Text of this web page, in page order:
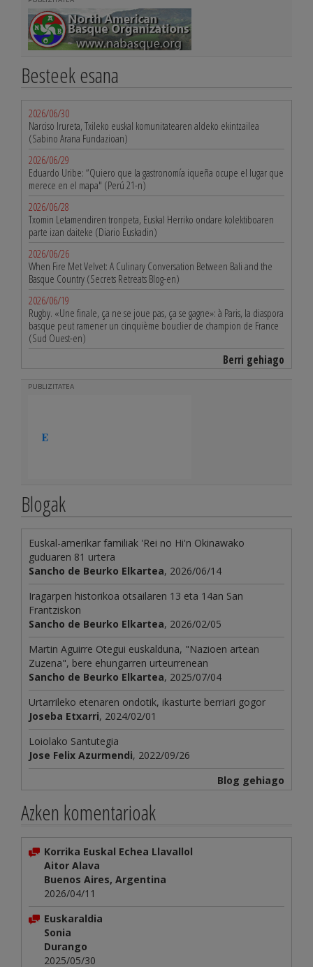
Besteek esana
2026/06/30
Narciso Irureta, Txileko euskal komunitatearen aldeko ekintzailea
(Sabino Arana Fundazioan)
2026/06/29
Eduardo Uribe: “Quiero que la gastronomía iqueña ocupe el lugar que
merece en el mapa" (Perú 21-n)
2026/06/28
Txomin Letamendiren tronpeta, Euskal Herriko ondare kolektiboaren
parte izan daiteke (Diario Euskadin)
2026/06/26
When Fire Met Velvet: A Culinary Conversation Between Bali and the
Basque Country (Secrets Retreats Blog-en)
2026/06/19
Rugby. «Une finale, ça ne se joue pas, ça se gagne»: à Paris, la diaspora
basque peut ramener un cinquième bouclier de champion de France
(Sud Ouest-en)
Berri gehiago
PUBLIZITATEA
Blogak
Euskal-amerikar familiak 'Rei no Hi'n Okinawako
guduaren 81 urtera
Sancho de Beurko Elkartea, 2026/06/14
Iragarpen historikoa otsailaren 13 eta 14an San
Frantziskon
Sancho de Beurko Elkartea, 2026/02/05
Martin Aguirre Otegui euskalduna, "Nazioen artean
Zuzena", bere ehungarren urteurrenean
Sancho de Beurko Elkartea, 2025/07/04
Urtarrileko etenaren ondotik, ikasturte berriari gogor
Joseba Etxarri, 2024/02/01
Loiolako Santutegia
Jose Felix Azurmendi, 2022/09/26
Blog gehiago
Azken komentarioak
Korrika Euskal Echea Llavallol
Aitor Alava
Buenos Aires, Argentina
2026/04/11
Euskaraldia
Sonia
Durango
2025/05/30